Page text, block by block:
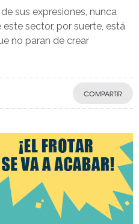
sus expresiones, nunca
sector, por suerte, está
no paran de crear
COMPARTIR